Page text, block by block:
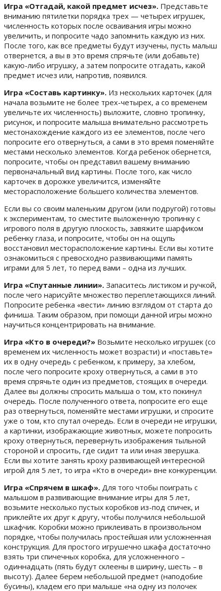
Игра «Отгадай, какой предмет исчез». Представьте
вниманию пятилетки порядка трех — четырех игрушек,
численность которых после осваивания игры можно
увеличить, и попросите чадо запомнить каждую из них.
После того, как все предметы будут изучены, пусть малыш
отвернется, а вы в это время спрячьте (или добавьте)
какую-либо игрушку, а затем попросите отгадать, какой
предмет исчез или, напротив, появился.
Игра «Составь картинку». Из нескольких карточек (для
начала возьмите не более трех-четырех, а со временем
увеличьте их численность) выложите, словно тропинку,
рисунок, и попросите малыша внимательно рассмотреть
местонахождение каждого из ее элементов, после чего
попросите его отвернуться, а сами в это время поменяйте
местами несколько элементов. Когда ребенок обернется,
попросите, чтобы он представил вашему вниманию
первоначальный вид картины. После того, как число
карточек в дорожке увеличится, изменяйте
месторасположение большего количества элементов.
Если вы со своим маленьким другом (или подругой) готовы
к экспериментам, то сместите выложенную тропинку с
игрового поля в другую плоскость, завяжите шарфиком
ребенку глаза, и попросите, чтобы он на ощупь
восстановил месторасположение картины. Если вы хотите
ознакомиться с превосходно развивающими память
играми для 5 лет, то перед вами – одна из лучших.
Игра «Спутанные линии». Запаситесь листиком и ручкой,
после чего нарисуйте множество переплетающихся линий.
Попросите ребенка «вести» линию взглядом от старта до
финиша. Таким образом, при помощи данной игры можно
научиться концентрировать на внимание.
Игра «Кто в очереди?» Возьмите несколько игрушек (со
временем их численность может возрасти) и «поставьте»
их в одну очередь с ребенком, к примеру, за хлебом,
после чего попросите кроху отвернуться, а сами в это
время спрячьте один из предметов, стоящих в очереди.
Далее вы должны спросить малыша о том, кто покинул
очередь. После полученного ответа, попросите его еще
раз отвернуться, поменяйте местами игрушки, и спросите
уже о том, кто спутал очередь. Если в очереди не игрушки,
а картинки, изображающие животных, можете попросить
кроху отвернуться, перевернуть изображения тыльной
стороной и спросить, где сидит та или иная зверушка.
Если вы хотите занять кроху развивающей интересной
игрой для 5 лет, то игра «Кто в очереди» вне конкуренции.
Игра «Спрячем в шкаф». Для того чтобы поиграть с
малышом в развивающие внимание игры для 5 лет,
возьмите несколько пустых коробков из-под спичек, и
приклейте их друг к другу, чтобы получился небольшой
шкафчик. Коробки можно приклеивать в произвольном
порядке, чтобы получилась простейшая или усложненная
конструкция. Для простого игрушечно шкафа достаточно
взять три спичечных коробка, для усложненного –
одиннадцать (пять будут склеены в ширину, шесть – в
высоту). Далее берем небольшой предмет (наподобие
бусины), кладем его при малыше «на одну из полочек